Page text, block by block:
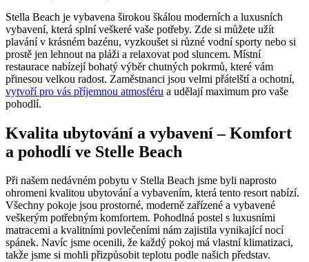
Stella Beach je vybavena širokou škálou moderních a luxusních
vybavení, která splní veškeré vaše potřeby. Zde si můžete užít
plavání v krásném bazénu, vyzkoušet si různé vodní sporty nebo si
prostě jen lehnout na pláži a relaxovat pod sluncem. Místní
restaurace nabízejí bohatý výběr chutných pokrmů, které vám
přinesou velkou radost. Zaměstnanci jsou velmi přátelští a ochotní,
vytvoří pro vás příjemnou atmosféru a udělají maximum pro vaše
pohodlí.
Kvalita ubytování a vybavení – Komfort
a pohodlí ve Stelle Beach
Při našem nedávném pobytu v Stella Beach jsme byli naprosto
ohromeni kvalitou ubytování a vybavením, která tento resort nabízí.
Všechny pokoje jsou prostorné, moderně zařízené a vybavené
veškerým potřebným komfortem. Pohodlná postel s luxusními
matracemi a kvalitními povlečeními nám zajistila vynikající nocí
spánek. Navíc jsme ocenili, že každý pokoj má vlastní klimatizaci,
takže jsme si mohli přizpůsobit teplotu podle našich představ.